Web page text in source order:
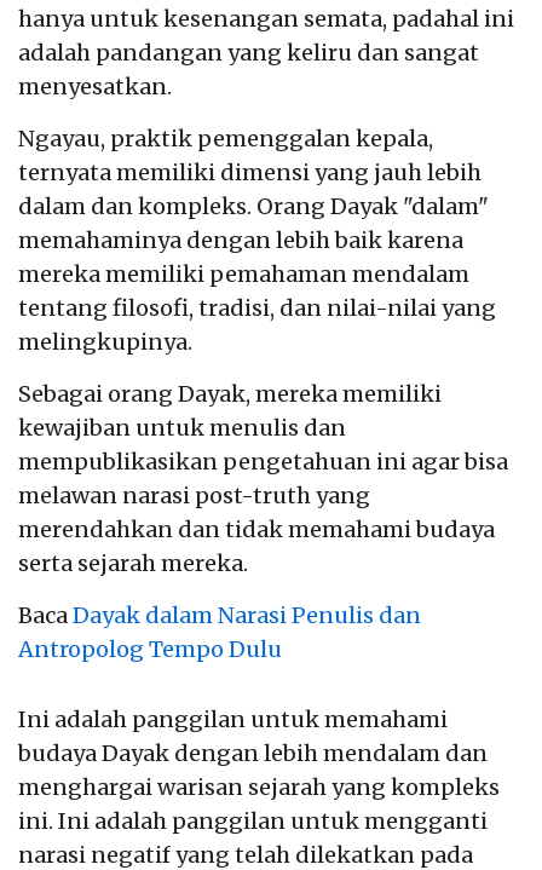
hanya untuk kesenangan semata, padahal ini
adalah pandangan yang keliru dan sangat
menyesatkan.
Ngayau, praktik pemenggalan kepala,
ternyata memiliki dimensi yang jauh lebih
dalam dan kompleks. Orang Dayak "dalam"
memahaminya dengan lebih baik karena
mereka memiliki pemahaman mendalam
tentang filosofi, tradisi, dan nilai-nilai yang
melingkupinya.
Sebagai orang Dayak, mereka memiliki
kewajiban untuk menulis dan
mempublikasikan pengetahuan ini agar bisa
melawan narasi post-truth yang
merendahkan dan tidak memahami budaya
serta sejarah mereka.
BacaDayak dalam Narasi Penulis dan
Antropolog Tempo Dulu
Ini adalah panggilan untuk memahami
budaya Dayak dengan lebih mendalam dan
menghargai warisan sejarah yang kompleks
ini. Ini adalah panggilan untuk mengganti
narasi negatif yang telah dilekatkan pada